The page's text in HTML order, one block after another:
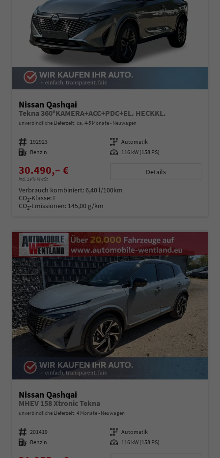
Nissan Qashqai
Tekna 360°KAMERA+ACC+PDC+EL. HECKKL.
unverbindliche Lieferzeit: ca. 4-5 Monate Neuwagen
Fahrzeugnummer 192923 Getriebe Automatik
Kraftstoff Benzin Leistung 116 kW (158 PS)
30.490,– €
incl. 19% MwSt.
Details
Verbrauch kombiniert:6,40 l/100km
CO2-Klasse: E
CO2-Emissionen: 145,00 g/km
Nissan Qashqai
MHEV 158 Xtronic Tekna
unverbindliche Lieferzeit: 4 Monate Neuwagen
Fahrzeugnummer 201419 Getriebe Automatik
Kraftstoff Benzin Leistung 116 kW (158 PS)